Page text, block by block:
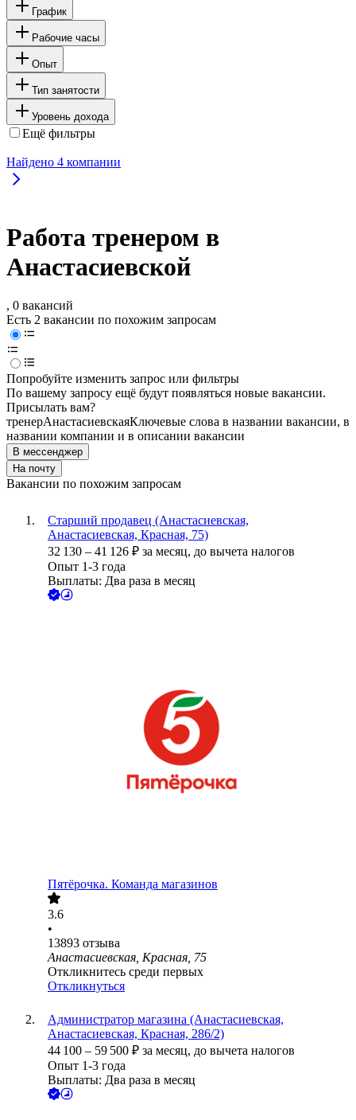
График
Рабочие часы
Опыт
Тип занятости
Уровень дохода
Ещё фильтры
Найдено 4 компании
Работа тренером в
Анастасиевской
, 0 вакансий
Есть 2 вакансии по похожим запросам
Попробуйте изменить запрос или фильтры
По вашему запросу ещё будут появляться новые вакансии.
Присылать вам?
тренерАнастасиевскаяКлючевые слова в названии вакансии, в
названии компании и в описании вакансии
В мессенджер
На почту
Вакансии по похожим запросам
Старший продавец (Анастасиевская,
Анастасиевская, Красная, 75)
32 130 – 41 126 ₽ за месяц, до вычета налогов
Опыт 1-3 года
Выплаты: Два раза в месяц
Пятёрочка. Команда магазинов
3.6
•
13893 отзыва
Анастасиевская, Красная, 75
Откликнитесь среди первых
Откликнуться
Администратор магазина (Анастасиевская,
Анастасиевская, Красная, 286/2)
44 100 – 59 500 ₽ за месяц, до вычета налогов
Опыт 1-3 года
Выплаты: Два раза в месяц